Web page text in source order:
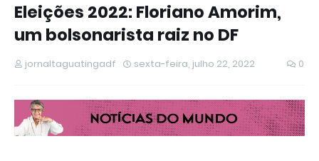
Eleições 2022: Floriano Amorim,
um bolsonarista raiz no DF
jornaltaguatingadf sexta-feira, julho 22, 2022 0